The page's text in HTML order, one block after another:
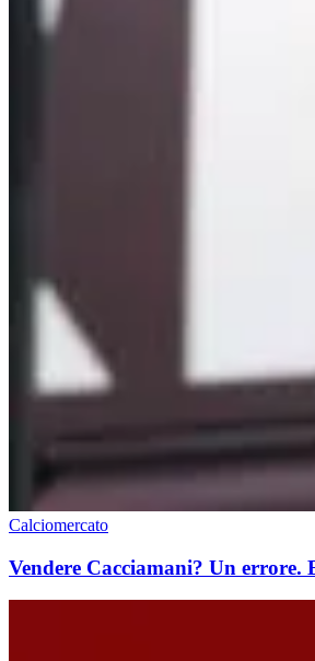
Calciomercato
Vendere Cacciamani? Un errore.